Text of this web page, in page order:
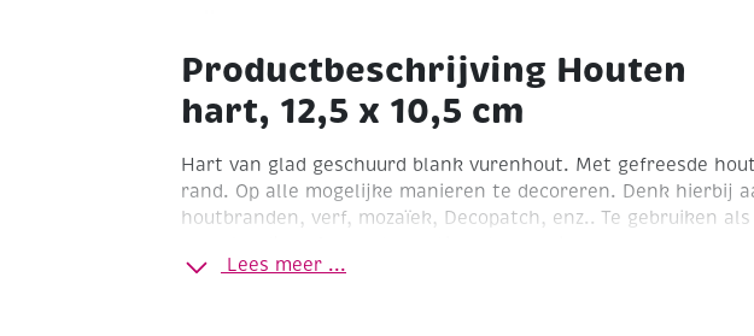
Productbeschrijving Houten
hart, 12,5 x 10,5 cm
Hart van glad geschuurd blank vurenhout. Met gefreesde
rand. Op alle mogelijke manieren te decoreren. Denk hierbij
houtbranden, verf, mozaïek, Decopatch, enz.. Te gebruiken als
Lees meer ...